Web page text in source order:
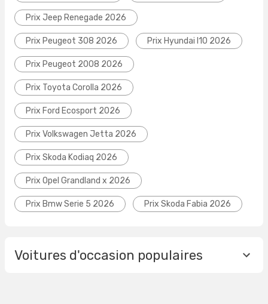
Prix Jeep Renegade 2026
Prix Peugeot 308 2026 Prix Hyundai I10 2026
Prix Peugeot 2008 2026
Prix Toyota Corolla 2026
Prix Ford Ecosport 2026
Prix Volkswagen Jetta 2026
Prix Skoda Kodiaq 2026
Prix Opel Grandland x 2026
Prix Bmw Serie 5 2026 Prix Skoda Fabia 2026
Voitures d'occasion populaires